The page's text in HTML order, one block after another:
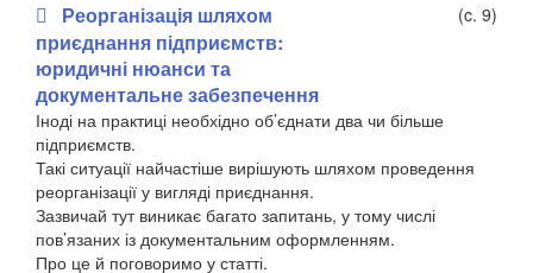
Реорганізація шляхом
приєднання підприємств:
юридичні нюанси та
документальне забезпечення
(c. 9)
Іноді на практиці необхідно об’єднати два чи більше
підприємств.
Такі ситуації найчастіше вирішують шляхом проведення
реорганізації у вигляді приєднання.
Зазвичай тут виникає багато запитань, у тому числі
пов’язаних із документальним оформленням.
Про це й поговоримо у статті.